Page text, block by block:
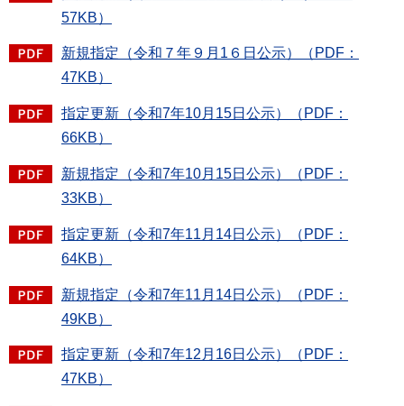
57KB）
新規指定（令和７年９月1６日公示）（PDF：
47KB）
指定更新（令和7年10月15日公示）（PDF：
66KB）
新規指定（令和7年10月15日公示）（PDF：
33KB）
指定更新（令和7年11月14日公示）（PDF：
64KB）
新規指定（令和7年11月14日公示）（PDF：
49KB）
指定更新（令和7年12月16日公示）（PDF：
47KB）